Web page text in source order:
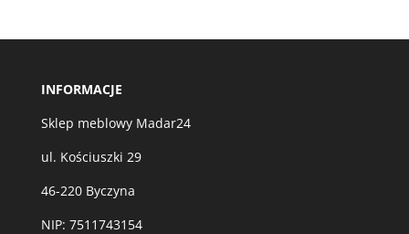
INFORMACJE
Sklep meblowy Madar24
ul. Kościuszki 29
46-220 Byczyna
NIP: 7511743154